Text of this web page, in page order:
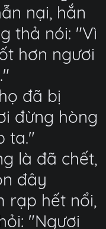
nại, hắn
thả nói: "Vì
hơn ngươi
đã bị
đừng hòng
ta."
là đã chết,
đây
rạp hết nổi,
"Ngươi